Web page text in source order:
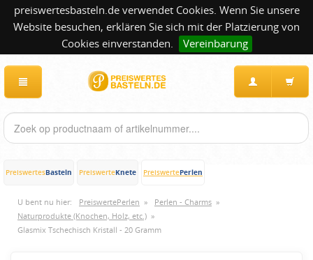
preiswertesbasteln.de verwendet Cookies. Wenn Sie unsere
Website besuchen, erklären Sie sich mit der Platzierung von
Cookies einverstanden.
Vereinbarung
PreiswertesBasteln PreiswerteKnete PreiswertePerlen
U bent nu hier: PreiswertePerlen » Perlen - Charms »
Naturprodukte (Knochen, Holz, etc.) »
Glasmix Tschechisch Kristall - 20 Gramm